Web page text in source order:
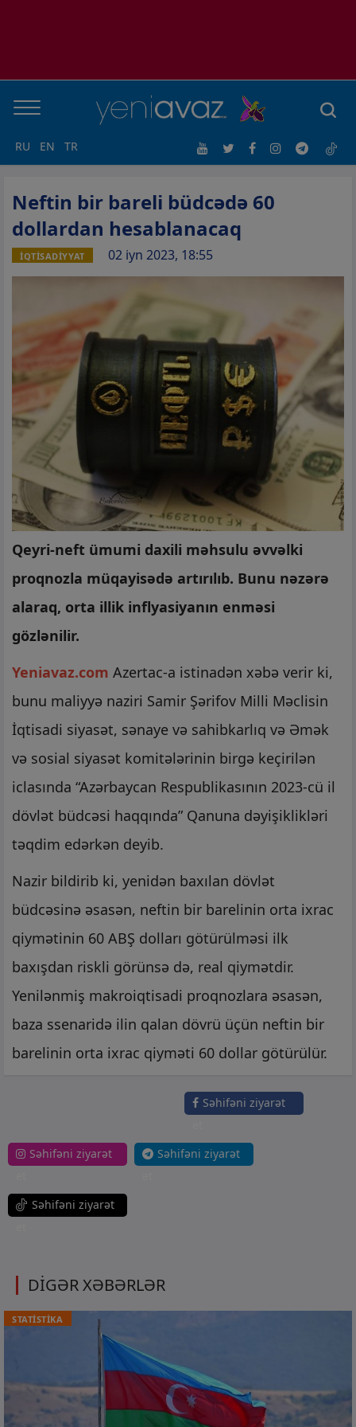
RU EN TR
Neftin bir bareli büdcədə 60
dollardan hesablanacaq
İQTİSADİYYAT 02 iyn 2023, 18:55
Qeyri-neft ümumi daxili məhsulu əvvəlki
proqnozla müqayisədə artırılıb. Bunu nəzərə
alaraq, orta illik inflyasiyanın enməsi
gözlənilir.
Yeniavaz.com Azertac-a istinadən xəbə verir ki,
bunu maliyyə naziri Samir Şərifov Milli Məclisin
İqtisadi siyasət, sənaye və sahibkarlıq və Əmək
və sosial siyasət komitələrinin birgə keçirilən
iclasında “Azərbaycan Respublikasının 2023-cü il
dövlət büdcəsi haqqında” Qanuna dəyişiklikləri
təqdim edərkən deyib.
Nazir bildirib ki, yenidən baxılan dövlət
büdcəsinə əsasən, neftin bir barelinin orta ixrac
qiymətinin 60 ABŞ dolları götürülməsi ilk
baxışdan riskli görünsə də, real qiymətdir.
Yenilənmiş makroiqtisadi proqnozlara əsasən,
baza ssenaridə ilin qalan dövrü üçün neftin bir
barelinin orta ixrac qiyməti 60 dollar götürülür.
Səhifəni ziyarət
Səhifəni ziyarət
Səhifəni ziyarət
Səhifəni ziyarət
DİGƏR XƏBƏRLƏR
STATİSTİKA